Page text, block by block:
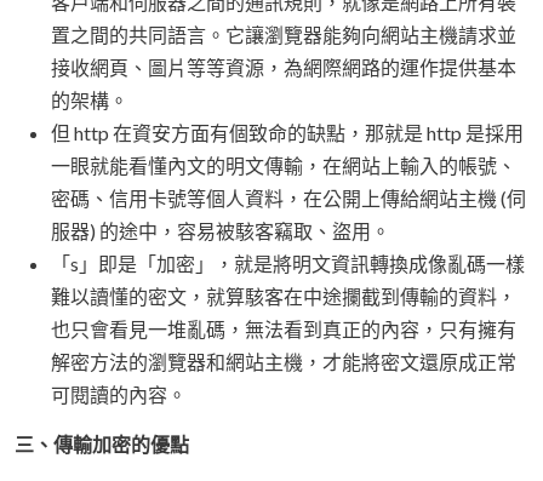
置之間的共同語言。它讓瀏覽器能夠向網站主機請求並
接收網頁、圖片等等資源，為網際網路的運作提供基本
的架構。
但 http 在資安方面有個致命的缺點，那就是 http 是採用
一眼就能看懂內文的明文傳輸，在網站上輸入的帳號、
密碼、信用卡號等個人資料，在公開上傳給網站主機 (伺
服器) 的途中，容易被駭客竊取、盜用。
「s」即是「加密」，就是將明文資訊轉換成像亂碼一樣
難以讀懂的密文，就算駭客在中途攔截到傳輸的資料，
也只會看見一堆亂碼，無法看到真正的內容，只有擁有
解密方法的瀏覽器和網站主機，才能將密文還原成正常
可閱讀的內容。
三、傳輸加密的優點